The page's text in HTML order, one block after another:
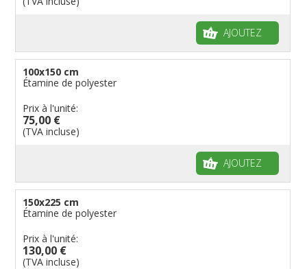
AJOUTEZ
100x150 cm
Étamine de polyester
Prix à l'unité:
75,00 €
(TVA incluse)
AJOUTEZ
150x225 cm
Étamine de polyester
Prix à l'unité:
130,00 €
(TVA incluse)